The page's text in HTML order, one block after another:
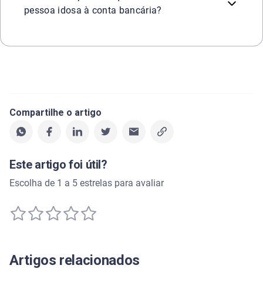
pessoa idosa à conta bancária?
Compartilhe o artigo
Este artigo foi útil?
Escolha de 1 a 5 estrelas para avaliar
Artigos relacionados